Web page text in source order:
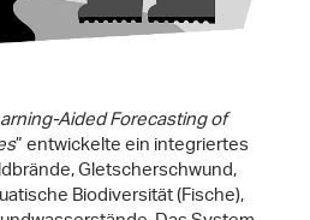
Aided Forecasting of
” entwickelte ein integriertes
Gletscherschwund,
Biodiversität (Fische),